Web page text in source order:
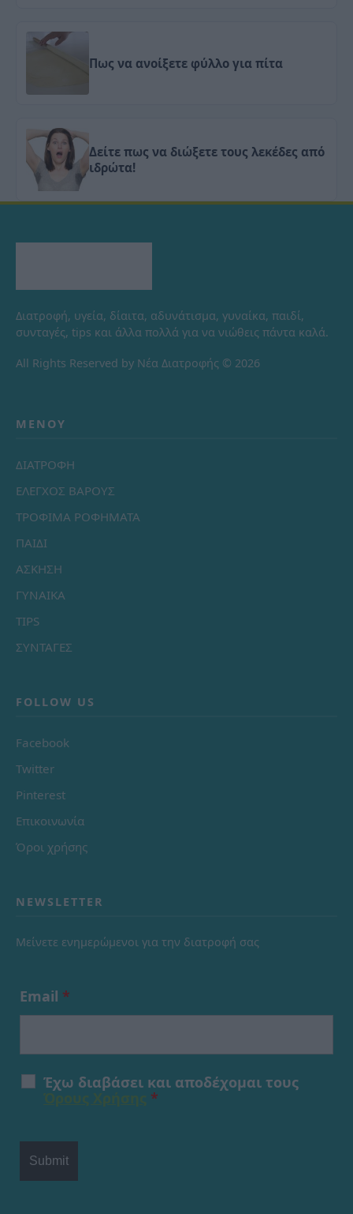
Πως να ανοίξετε φύλλο για πίτα
Δείτε πως να διώξετε τους λεκέδες από
ιδρώτα!
Διατροφή, υγεία, δίαιτα, αδυνάτισμα, γυναίκα, παιδί,
συνταγές, tips και άλλα πολλά για να νιώθεις πάντα καλά.
All Rights Reserved by Νέα Διατροφής © 2026
ΜΕΝΟΎ
ΔΙΑΤΡΟΦΗ
ΕΛΕΓΧΟΣ ΒΑΡΟΥΣ
ΤΡΟΦΙΜΑ ΡΟΦΗΜΑΤΑ
ΠΑΙΔΙ
ΑΣΚΗΣΗ
ΓΥΝΑΙΚΑ
TIPS
ΣΥΝΤΑΓΕΣ
FOLLOW US
Facebook
Twitter
Pinterest
Επικοινωνία
Όροι χρήσης
NEWSLETTER
Μείνετε ενημερώμενοι για την διατροφή σας
Email *
Έχω διαβάσει και αποδέχομαι τους
*